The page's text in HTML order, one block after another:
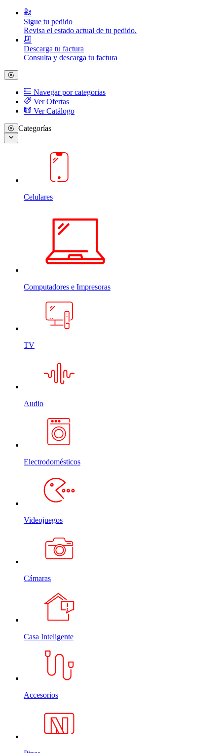
Sigue tu pedido
Revisa el estado actual de tu pedido.
Descarga tu factura
Consulta y descarga tu factura
Navegar por categorias
Ver Ofertas
Ver Catálogo
Categorías
Celulares
Computadores e Impresoras
TV
Audio
Electrodomésticos
Videojuegos
Cámaras
Casa Inteligente
Accesorios